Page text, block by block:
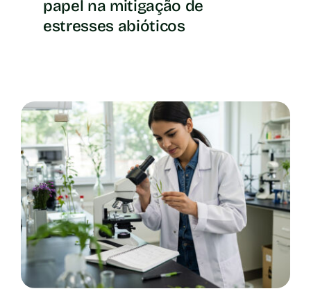
papel na mitigação de
estresses abióticos